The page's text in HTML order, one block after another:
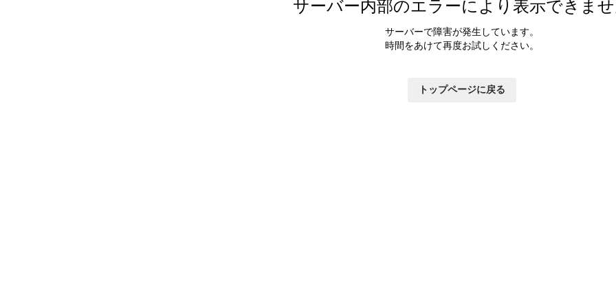
サーバー内部のエラーにより表示できま
サーバーで障害が発生しています。
時間をあけて再度お試しください。
トップページに戻る